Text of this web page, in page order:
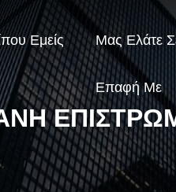
Εμείς Μας Ελάτε
Επαφή Με